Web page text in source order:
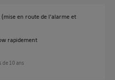
en route de l'alarme et
rapidement
de 10 ans